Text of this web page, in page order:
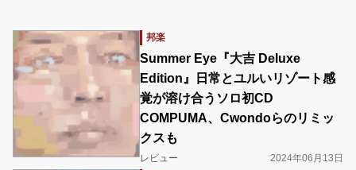
邦楽
Summer Eye『大吉 Deluxe
Edition』日常とユルいリゾート感
覚が溶け合うソロ初CD
COMPUMA、Cwondoらのリミッ
クスも
レビュー
2024年06月13日